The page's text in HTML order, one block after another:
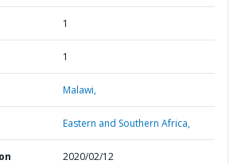
1
1
Malawi,
Eastern and Southern Africa,
2020/02/12